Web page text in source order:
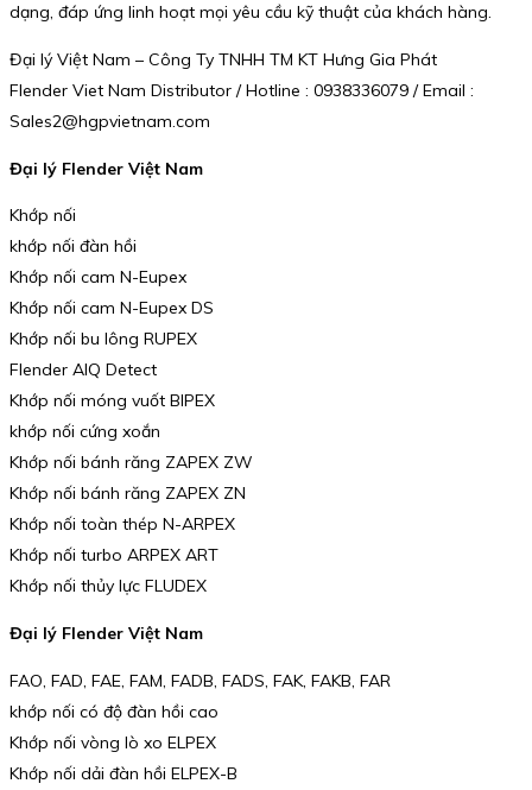
dạng, đáp ứng linh hoạt mọi yêu cầu kỹ thuật của khách hàng.
Đại lý Việt Nam – Công Ty TNHH TM KT Hưng Gia Phát
Flender Viet Nam Distributor / Hotline : 0938336079 / Email :
Sales2@hgpvietnam.com
Đại lý Flender Việt Nam
Khớp nối
khớp nối đàn hồi
Khớp nối cam N-Eupex
Khớp nối cam N-Eupex DS
Khớp nối bu lông RUPEX
Flender AIQ Detect
Khớp nối móng vuốt BIPEX
khớp nối cứng xoắn
Khớp nối bánh răng ZAPEX ZW
Khớp nối bánh răng ZAPEX ZN
Khớp nối toàn thép N-ARPEX
Khớp nối turbo ARPEX ART
Khớp nối thủy lực FLUDEX
Đại lý Flender Việt Nam
FAO, FAD, FAE, FAM, FADB, FADS, FAK, FAKB, FAR
khớp nối có độ đàn hồi cao
Khớp nối vòng lò xo ELPEX
Khớp nối dải đàn hồi ELPEX-B